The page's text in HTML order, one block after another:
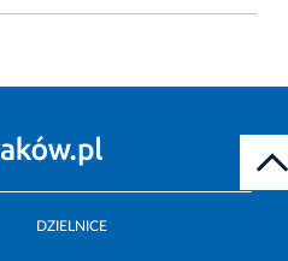
DZIELNICE